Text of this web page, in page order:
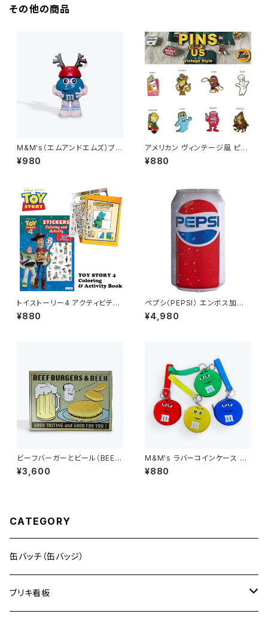
その他の商品
M&M's（エムアンドエムズ）ブル
ー ディスペンサー フィギュア M
ツノ
¥980
アメリカン ヴィンテージ風 ピン
ズ（ピンバッジ）キャラクター
¥880
トイストーリー4 アクティビティ
ブック（ステッカー付き）
¥880
ペプシ（PEPSI） エンボス加工
ブリキ看板 メタルサイン
¥4,980
ビーフバーガーとビール（BEEF
BUAGERS&BEER）ビンテージ
加工 アメリカンブリキ看板
¥3,600
M&M's ラバーコインケース キ
ーホルダー
¥880
CATEGORY
缶バッチ（缶バッジ）
ブリキ看板